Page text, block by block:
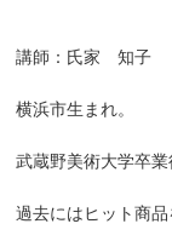
講師：氏家 知子
横浜市生まれ。
武蔵野美術大学卒業
過去にはヒット商品